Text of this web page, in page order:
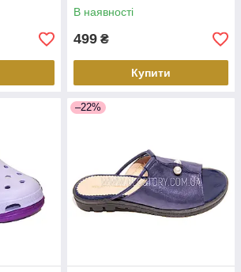
В наявності
499 ₴
Купити
–22%